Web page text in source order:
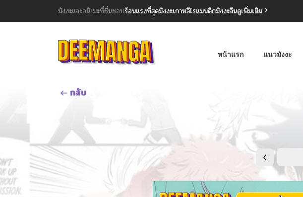
มังงะและอนิเมะที่ชื่นชอบร้อนแรงที่สุดมังงะเกาหลีโรแมนติกมังงะจีนดูเพิ่มเติม
หน้าแรก แนวมังงะ
กลับ